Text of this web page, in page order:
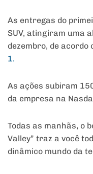
As entregas do
SUV, atingiram uma
dezembro, de acordo
1.
As ações subiram
da empresa na
Todas as manhãs, o
Valley” traz a você
dinâmico mundo da